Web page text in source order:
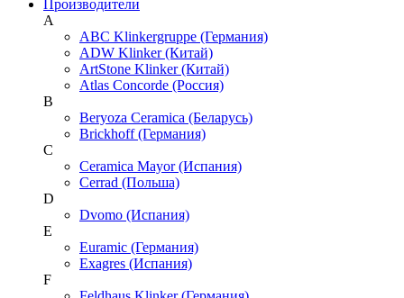
Производители
A
ABC Klinkergruppe (Германия)
ADW Klinker (Китай)
ArtStone Klinker (Китай)
Atlas Concorde (Россия)
B
Beryoza Ceramica (Беларусь)
Brickhoff (Германия)
C
Ceramica Mayor (Испания)
Cerrad (Польша)
D
Dvomo (Испания)
E
Euramic (Германия)
Exagres (Испания)
F